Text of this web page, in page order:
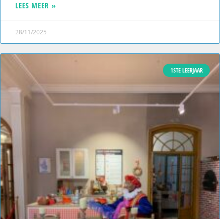
LEES MEER »
28/11/2025
1STE LEERJAAR